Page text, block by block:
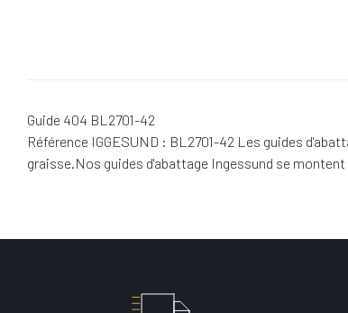
Guide 404 BL2701-42
Référence IGGESUND : BL2701-42 Les guides
graisse.Nos guides d'abattage Ingessund se